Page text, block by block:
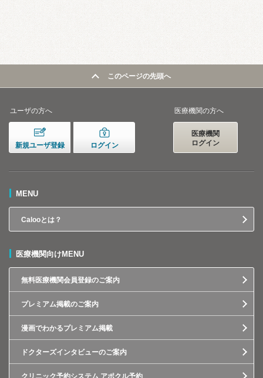
このページの先頭へ
ユーザの方へ
新規ユーザ登録 ログイン
医療機関の方へ
医療機関
ログイン
MENU
Calooとは？
医療機関向けMENU
無料医療機関会員登録のご案内
プレミアム掲載のご案内
漫画でわかるプレミアム掲載
ドクターズインタビューのご案内
クリニック予約システム アポクル予約